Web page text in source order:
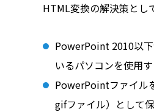
HTML変換の解決策とし
PowerPoint 2010以
いるパソコンを使用す
PowerPointファイル
gifファイル）として保